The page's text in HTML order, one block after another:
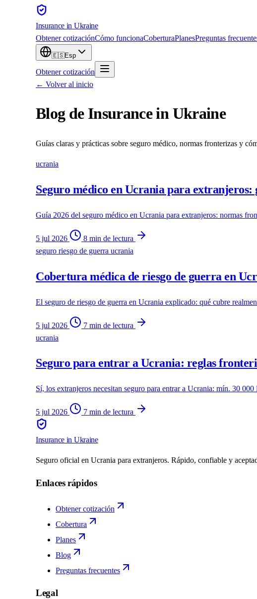
Insurance in Ukraine
Obtener cotizaciónCómo funcionaCoberturaPlanesPreguntas
🇪🇸Esp
Obtener cotización
← Volver al inicio
Blog de Insurance in Ukraine
Guías claras y prácticas sobre seguro médico, normas fronterizas y
ucrania
Seguro médico en Ucrania para extranjeros:
Guía 2026 del seguro médico en Ucrania para extranjeros: normas
5 jul 2026
8 min de lectura
seguro riesgo de guerra ucrania
Cobertura médica de riesgo de guerra en
El seguro de riesgo de guerra en Ucrania explicado: qué cubre
5 jul 2026
7 min de lectura
ucrania
Seguro para entrar a Ucrania: reglas
Sí, los extranjeros necesitan seguro para entrar a Ucrania: mín. 30
5 jul 2026 7 min de lectura
Insurance in Ukraine
Seguro oficial en Ucrania para extranjeros. Rápido, confiable y
Enlaces rápidos
Obtener cotización
Cobertura
Planes
Blog
Preguntas frecuentes
Legal